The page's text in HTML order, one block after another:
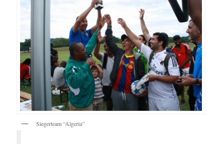
Siegerteam “Algeria”